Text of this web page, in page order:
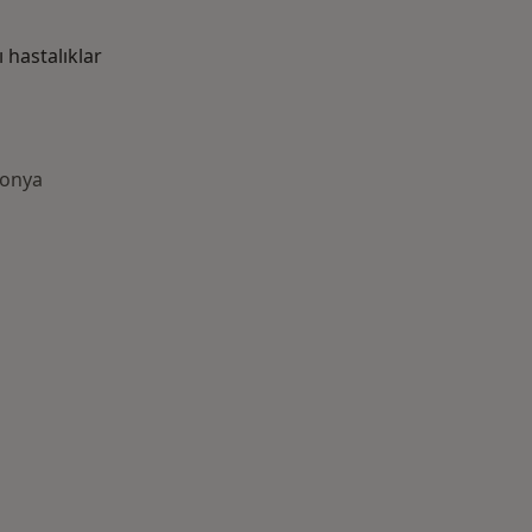
hastalıklar